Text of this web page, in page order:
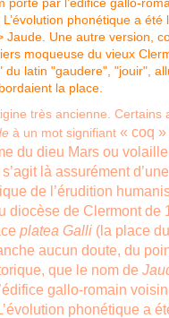
très ancienne. Certains
à un mot signifiant « coq
du dieu Mars ou
là assurément
de l’érudition
diocèse de Clermont de
platea Galli (la place
aucun doute, du
que le nom de
gallo-romain
phonétique a